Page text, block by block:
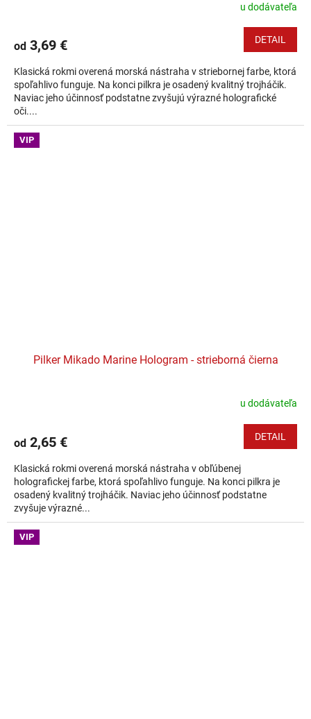
u dodávateľa
od 3,69 € DETAIL
Klasická rokmi overená morská nástraha v striebornej farbe, ktorá
spoľahlivo funguje. Na konci pilkra je osadený kvalitný trojháčik.
Naviac jeho účinnosť podstatne zvyšujú výrazné holografické
oči....
VIP
Pilker Mikado Marine Hologram - strieborná čierna
u dodávateľa
od 2,65 € DETAIL
Klasická rokmi overená morská nástraha v obľúbenej
holografickej farbe, ktorá spoľahlivo funguje. Na konci pilkra je
osadený kvalitný trojháčik. Naviac jeho účinnosť podstatne
zvyšuje výrazné...
VIP